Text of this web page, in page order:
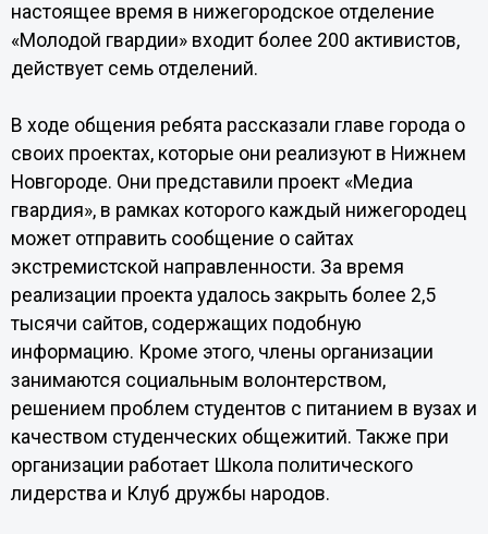
настоящее время в нижегородское отделение
«Молодой гвардии» входит более 200 активистов,
действует семь отделений.
В ходе общения ребята рассказали главе города о
своих проектах, которые они реализуют в Нижнем
Новгороде. Они представили проект «Медиа
гвардия», в рамках которого каждый нижегородец
может отправить сообщение о сайтах
экстремистской направленности. За время
реализации проекта удалось закрыть более 2,5
тысячи сайтов, содержащих подобную
информацию. Кроме этого, члены организации
занимаются социальным волонтерством,
решением проблем студентов с питанием в вузах и
качеством студенческих общежитий. Также при
организации работает Школа политического
лидерства и Клуб дружбы народов.